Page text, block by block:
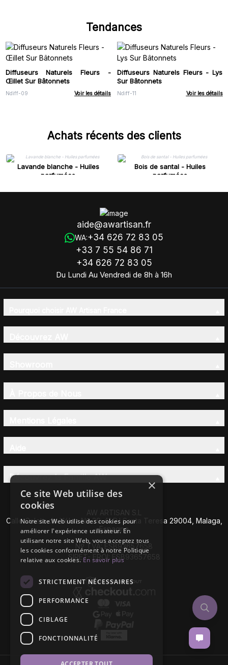
Tendances
Diffuseurs Naturels Fleurs -
Œillet Sur Bâtonnets
Ndiff-09 Voir les détails
Diffuseurs Naturels Fleurs - Lys
Sur Bâtonnets
Ndiff-11 Voir les détails
Achats récents des clients
Lavande blanche - Huiles
parfumées
Bois de santal - Huiles
parfumées
aide@awartisan.fr
WA:+34 626 72 83 05
+33 7 55 54 86 71
+34 626 72 83 05
Du Lundi Au Vendredi de 8h à 16h
Découvrez la Famille AW
AW ARTISAN S.L
Calle Caleta de Vélez Nº 39-41 P.I Santa Teresa 29004, Malaga,
Espagne
Nº TVA: ESB93657658
SIRET- EROI: ESB93657658
×
Ce site Web utilise des
cookies
Notre site Web utilise des cookies pour
améliorer l'expérience utilisateur. En
utilisant notre site Web, vous acceptez tous
les cookies conformément à notre Politique
relative aux cookies.En savoir plus
STRICTEMENT NÉCESSAIRES
PERFORMANCE
CIBLAGE
FONCTIONNALITÉ